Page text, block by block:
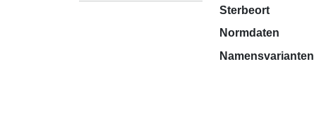
Sterbeort
Normdaten
Namensvarianten